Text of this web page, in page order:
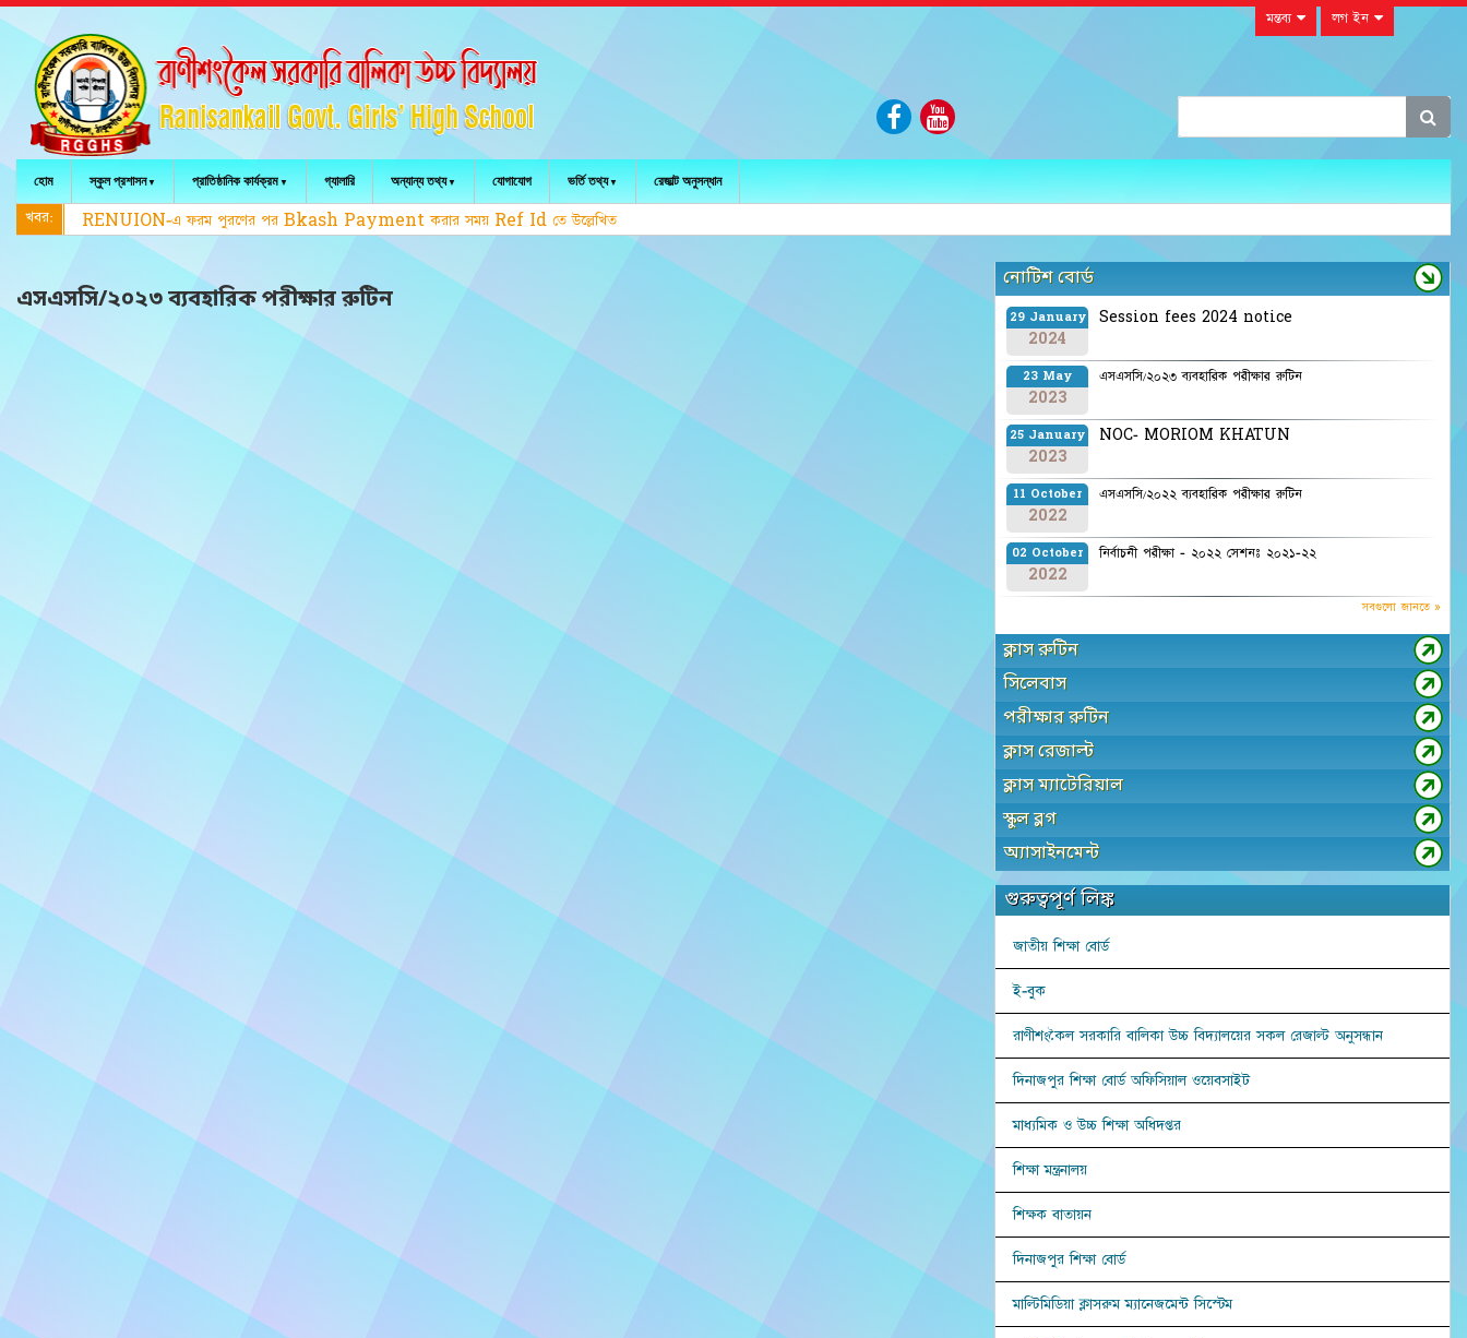
মন্তব্য লগ ইন
হোম স্কুল প্রশাসন প্রাতিষ্ঠানিক কার্যক্রম গ্যালারি অন্যান্য তথ্য যোগাযোগ ভর্তি তথ্য রেজাল্ট অনুসন্ধান
খবর: RENUION-এ ফরম পুরণের পর Bkash Payment করার সময় Ref Id তে উল্লেখিত RG অক্ষরদুটি অবশ্যই প্রদান করুন।
এসএসসি/২০২৩ ব্যবহারিক পরীক্ষার রুটিন
নোটিশ বোর্ড
29 January
2024
Session fees 2024 notice
23 May
2023
এসএসসি/২০২৩ ব্যবহারিক পরীক্ষার রুটিন
25 January
2023
NOC- MORIOM KHATUN
11 October
2022
এসএসসি/২০২২ ব্যবহারিক পরীক্ষার রুটিন
02 October
2022
নির্বাচনী পরীক্ষা - ২০২২ সেশনঃ ২০২১-২২
সবগুলো জানতে »
ক্লাস রুটিন
সিলেবাস
পরীক্ষার রুটিন
ক্লাস রেজাল্ট
ক্লাস ম্যাটেরিয়াল
স্কুল ব্লগ
অ্যাসাইনমেন্ট
গুরুত্বপূর্ণ লিঙ্ক
জাতীয় শিক্ষা বোর্ড
ই-বুক
রাণীশংকৈল সরকারি বালিকা উচ্চ বিদ্যালয়ের সকল রেজাল্ট অনুসন্ধান
দিনাজপুর শিক্ষা বোর্ড অফিসিয়াল ওয়েবসাইট
মাধ্যমিক ও উচ্চ শিক্ষা অধিদপ্তর
শিক্ষা মন্ত্রনালয়
শিক্ষক বাতায়ন
দিনাজপুর শিক্ষা বোর্ড
মাল্টিমিডিয়া ক্লাসরুম ম্যানেজমেন্ট সিস্টেম